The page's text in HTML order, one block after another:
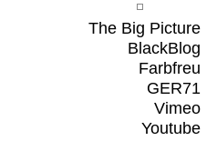
The Big Picture
BlackBlog
Farbfreu
GER71
Vimeo
Youtube